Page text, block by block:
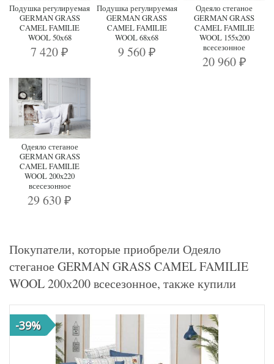
Подушка регулируемая
GERMAN GRASS
CAMEL FAMILIE
WOOL 50х68
7 420₽
Подушка регулируемая
GERMAN GRASS
CAMEL FAMILIE
WOOL 68х68
9 560 ₽
Одеяло стеганое
GERMAN GRASS
CAMEL FAMILIE
WOOL 155x200
всесезонное
20 960 ₽
Одеяло стеганое
GERMAN GRASS
CAMEL FAMILIE
WOOL 200x220
всесезонное
29 630₽
Покупатели, которые приобрели Одеяло
стеганое GERMAN GRASS CAMEL FAMILIE
WOOL 200х200 всесезонное, также купили
-39%